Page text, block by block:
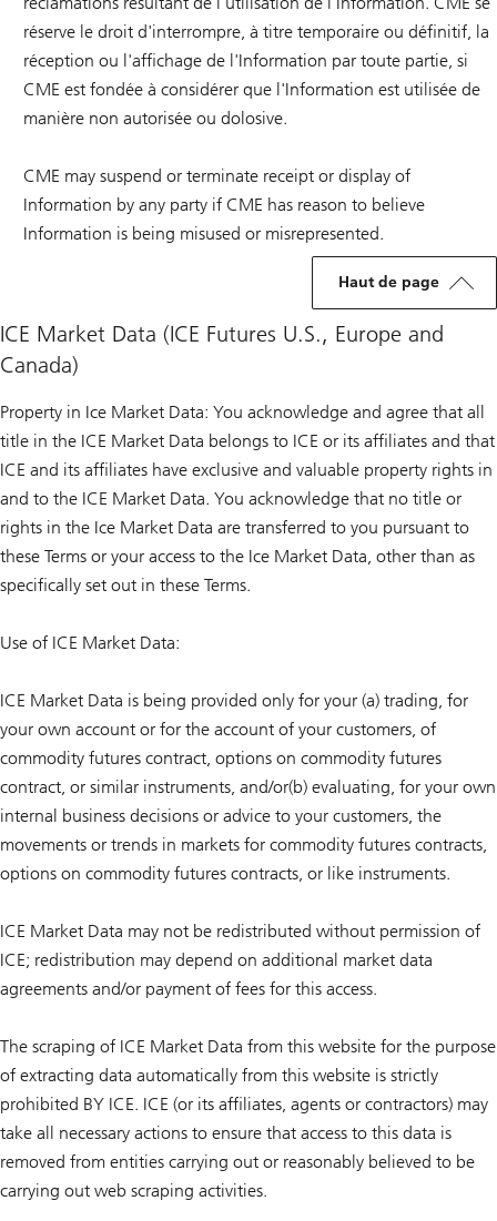
réserve le droit d'interrompre, à titre temporaire ou définitif, la
réception ou l'affichage de l'Information par toute partie, si
CME est fondée à considérer que l'Information est utilisée de
manière non autorisée ou dolosive.
CME may suspend or terminate receipt or display of
Information by any party if CME has reason to believe
Information is being misused or misrepresented.
Haut de page
ICE Market Data (ICE Futures U.S., Europe and
Canada)
Property in Ice Market Data: You acknowledge and agree that all
title in the ICE Market Data belongs to ICE or its affiliates and that
ICE and its affiliates have exclusive and valuable property rights in
and to the ICE Market Data. You acknowledge that no title or
rights in the Ice Market Data are transferred to you pursuant to
these Terms or your access to the Ice Market Data, other than as
specifically set out in these Terms.
Use of ICE Market Data:
ICE Market Data is being provided only for your (a) trading, for
your own account or for the account of your customers, of
commodity futures contract, options on commodity futures
contract, or similar instruments, and/or(b) evaluating, for your own
internal business decisions or advice to your customers, the
movements or trends in markets for commodity futures contracts,
options on commodity futures contracts, or like instruments.
ICE Market Data may not be redistributed without permission of
ICE; redistribution may depend on additional market data
agreements and/or payment of fees for this access.
The scraping of ICE Market Data from this website for the purpose
of extracting data automatically from this website is strictly
prohibited BY ICE. ICE (or its affiliates, agents or contractors) may
take all necessary actions to ensure that access to this data is
removed from entities carrying out or reasonably believed to be
carrying out web scraping activities.